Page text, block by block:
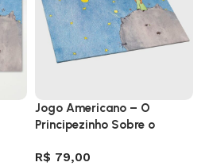
Jogo Americano – O
Principezinho Sobre o
R$ 79,00